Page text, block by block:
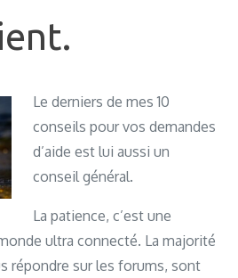
Le derniers de mes 10
conseils pour vos demandes
d’aide est lui aussi un
conseil général.
La patience, c’est une
ultra connecté. La majorité
répondre sur les forums, sont